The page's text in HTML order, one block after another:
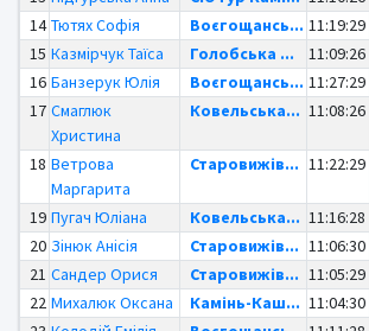
14 Тютях Софія Воєгощансь... 11:19:29
15 Казмірчук Таїса Голобська ... 11:09:26
16 Банзерук Юлія Воєгощансь... 11:27:29
17 Смаглюк
Христина
Ковельська... 11:08:26
18 Ветрова
Маргарита
Старовижів... 11:22:29
19 Пугач Юліана Ковельська... 11:16:28
20 Зінюк Анісія Старовижів... 11:06:30
21 Сандер Орися Старовижів... 11:05:29
22 Михалюк Оксана Камінь-Каш... 11:04:30